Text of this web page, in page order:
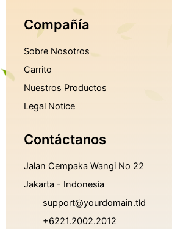
Compañía
Sobre Nosotros
Carrito
Nuestros Productos
Legal Notice
Contáctanos
Jalan Cempaka Wangi No 22
Jakarta - Indonesia
support@yourdomain.tld
+6221.2002.2012